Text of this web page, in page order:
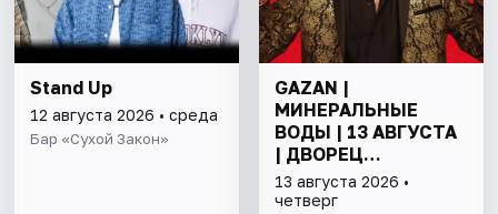
Stand Up
12 августа 2026 • среда
Бар «Сухой Закон»
GAZAN |
МИНЕРАЛЬНЫЕ
ВОДЫ | 13 АВГУСТА
| ДВОРЕЦ
КУЛЬТУРЫ ММО
13 августа 2026 •
четверг